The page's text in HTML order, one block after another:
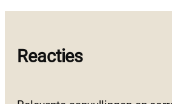
Reacties